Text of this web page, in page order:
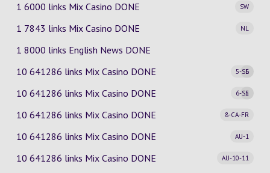
1 6000 links Mix Casino
SW
DONE
1 7843 links Mix Casino
NL
DONE
1 8000 links English News DONE
10 641286 links Mix Casino
5-SE
6
DONE
10 641286 links Mix Casino
6-SE
5
DONE
10 641286 links Mix Casino
8-CA-FR
DONE
10 641286 links Mix Casino
AU-1
DONE
10 641286 links Mix Casino
AU-10-11
DONE